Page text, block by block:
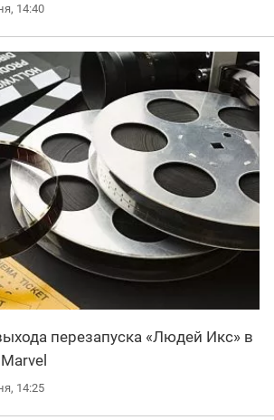
14:40
перезапуска «Людей Икс» в
14:25